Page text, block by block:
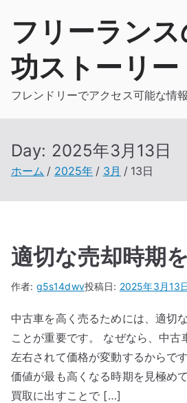
フリーラン
功ストーリー
フレンドリーでアクセス可能な情
Day: 2025年3月13日
ホーム 2025年 3月 13日
適切な売却時期
作者: g5s14dwv投稿日: 2025年3月13
中古車を高く売るためには、適切
ことが重要です。 なぜなら、中古
左右されて価格が変動するからで
価値が最も高くなる時期を見極め
買取に出すことで […]